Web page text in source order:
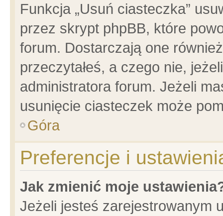
Funkcja „Usuń ciasteczka”
przez skrypt phpBB, które
forum. Dostarczają one
przeczytałeś, a czego nie,
administratora forum. Jeżeli
usunięcie ciasteczek może
Góra
Preferencje i
Jak zmienić moje
Jeżeli jesteś zarejestrowanym